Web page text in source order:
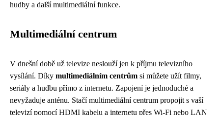
hudby a další multimediální funkce.
Multimediální centrum
V dnešní době už televize neslouží jen k příjmu televizního
vysílání. Díky multimediálním centrům si můžete užít filmy,
seriály a hudbu přímo z internetu. Zapojení je jednoduché a
nevyžaduje anténu. Stačí multimediální centrum propojit s vaší
televizí pomocí HDMI kabelu a internetu přes Wi-Fi nebo LAN